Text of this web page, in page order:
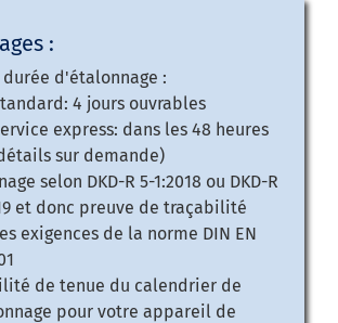
:
durée d'étalonnage :
4 jours ouvrables
express: dans les 48 heures
sur demande)
selon DKD-R 5-1:2018 ou DKD-R
et donc preuve de traçabilité
exigences de la norme DIN EN
de tenue du calendrier de
pour votre appareil de